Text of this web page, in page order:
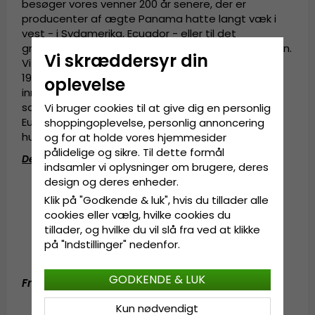
besøger vores venner 200 år senere, der er
producenter af ægte Panama hatte langt væk i
vest - i Sydamerika, Ecuador - eller til det
grænseløst kunstneriske Japan længst i Fjernøsten.
Vi ønsker ALLE - ligesom i Gårda i 1800erne og
1900erne - er i stand til at bære moderne, unikke,
innovative hatte til en rigtig god pris. Skabt i
samme lokaler som når folk fra forskellige dele af
Europa kom sammen i Göteborg for et par
hundrede år siden.
Detaljeinformation:
12 centimeters krone.
6 centimeters skygge.
Fremstillet af100 procent panamastrå.
Håndlavet i Ecuador.
Brunt hattebånd af grosgrain.
Fremstillet af
100 procent panamastrå
Vi skræddersyr din
oplevelse
Vi bruger cookies til at give dig en personlig
shoppingoplevelse, personlig annoncering
og for at holde vores hjemmesider
pålidelige og sikre. Til dette formål
indsamler vi oplysninger om brugere, deres
design og deres enheder.
Klik på "Godkende & luk", hvis du tillader alle
cookies eller vælg, hvilke cookies du
tillader, og hvilke du vil slå fra ved at klikke
på "Indstillinger" nedenfor.
Kun nødvendigt
GODKENDE & LUK